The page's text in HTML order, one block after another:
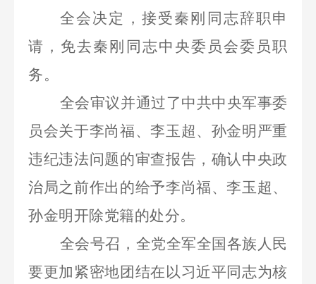
全会决定，接受秦刚同志辞职申
请，免去秦刚同志中央委员会委员职
务。
全会审议并通过了中共中央军事委
员会关于李尚福、李玉超、孙金明严重
违纪违法问题的审查报告，确认中央政
治局之前作出的给予李尚福、李玉超、
孙金明开除党籍的处分。
全会号召，全党全军全国各族人民
要更加紧密地团结在以习近平同志为核